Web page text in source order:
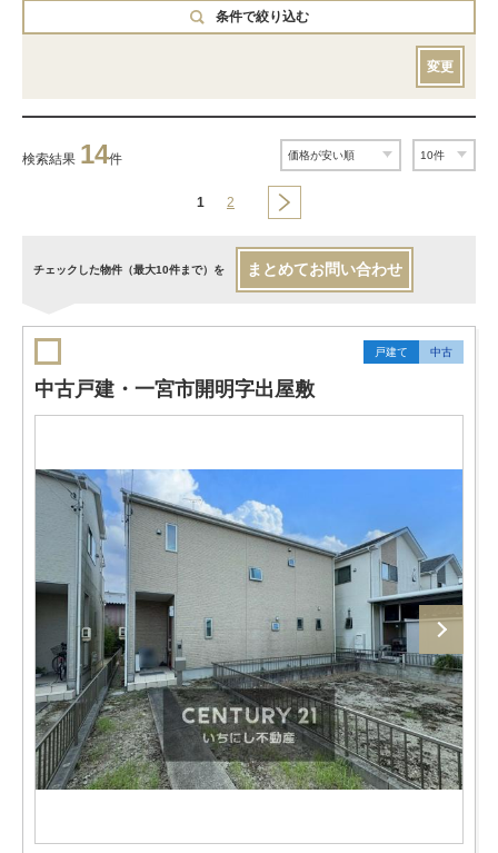
条件で絞り込む
変更
検索結果 14件
1 2
チェックした物件（最大10件まで）を まとめてお問い合わせ
戸建て 中古
中古戸建・一宮市開明字出屋敷